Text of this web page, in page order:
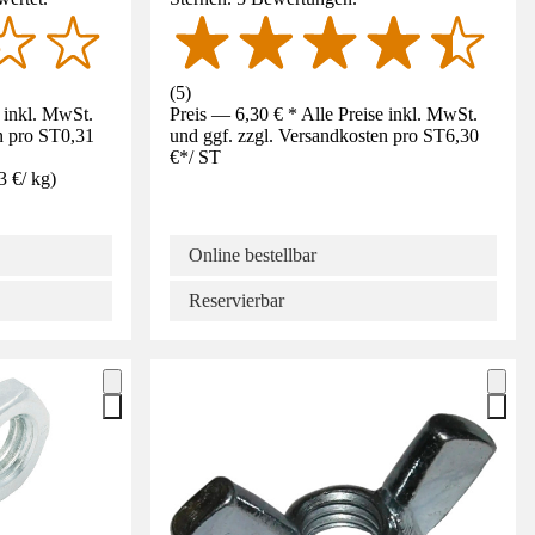
MwSt.
pro ST0,31
€/ kg)
(5)
Preis — 6,30 € * Alle Preise inkl. MwSt.
und ggf. zzgl. Versandkosten pro ST6,30
€*/ ST
Online bestellbar
Reservierbar